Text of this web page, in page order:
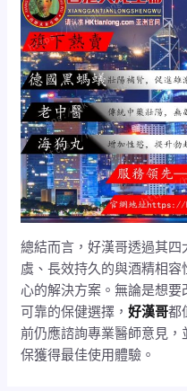
總結而言，好漢哥透過其
虞、長效持久的與酒精相
心的解決方案。無論是想
可靠的保健選擇，好漢哥都
前仍應諮詢專業醫師意見
保獲得最佳使用體驗。